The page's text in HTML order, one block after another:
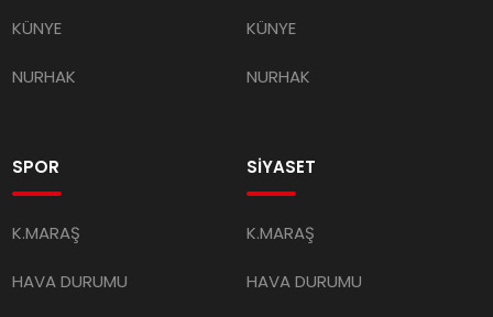
KÜNYE
NURHAK
KÜNYE
NURHAK
SPOR
K.MARAŞ
HAVA DURUMU
SİYASET
K.MARAŞ
HAVA DURUMU